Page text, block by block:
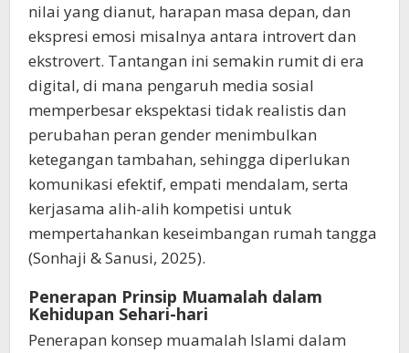
nilai yang dianut, harapan masa depan, dan
ekspresi emosi misalnya antara introvert dan
ekstrovert. Tantangan ini semakin rumit di era
digital, di mana pengaruh media sosial
memperbesar ekspektasi tidak realistis dan
perubahan peran gender menimbulkan
ketegangan tambahan, sehingga diperlukan
komunikasi efektif, empati mendalam, serta
kerjasama alih-alih kompetisi untuk
mempertahankan keseimbangan rumah tangga
(Sonhaji & Sanusi, 2025).
Penerapan Prinsip Muamalah dalam
Kehidupan Sehari-hari
Penerapan konsep muamalah Islami dalam